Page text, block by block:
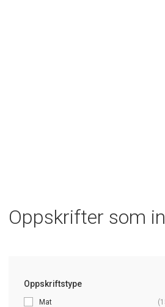
Oppskrifter som
Oppskriftstype
Mat